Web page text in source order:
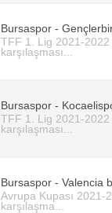
Bursaspor -
TFF 1. Lig 2021-
karşılaşması...
Bursaspor -
TFF 1. Lig 2021-
karşılaşması...
Bursaspor - Valencia
Avrupa Kupası 2021-
karşılaşma...